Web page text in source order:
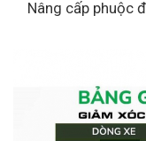
Nâng cấp phuộc